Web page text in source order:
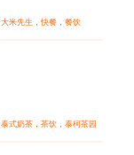
大米先生，快餐，餐饮
泰式奶茶，茶饮，泰柯茶园